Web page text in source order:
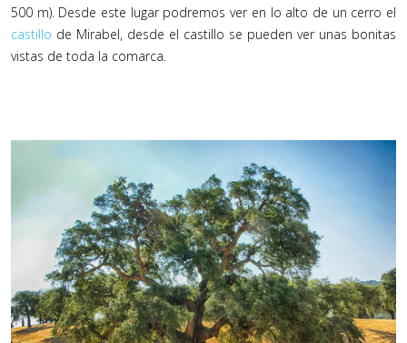
500 m). Desde este lugar podremos ver en lo alto de un cerro el
castillo de Mirabel, desde el castillo se pueden ver unas bonitas
vistas de toda la comarca.